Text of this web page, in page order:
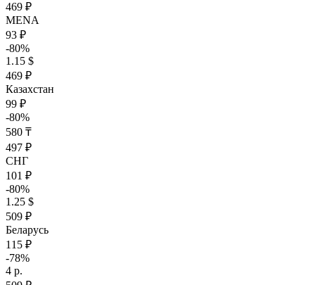
469 ₽
MENA
93 ₽
-80%
1.15 $
469 ₽
Казахстан
99 ₽
-80%
580 ₸
497 ₽
СНГ
101 ₽
-80%
1.25 $
509 ₽
Беларусь
115 ₽
-78%
4 р.